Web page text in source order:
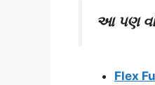
આ પણ
Flex